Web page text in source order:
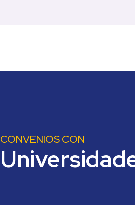
CONVENIOS CON